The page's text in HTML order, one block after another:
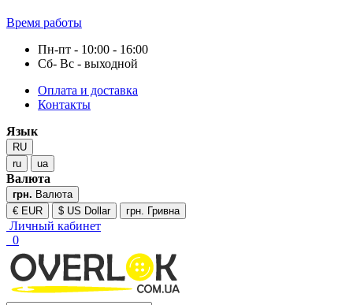
Время работы
Пн-пт - 10:00 - 16:00
Сб- Вс - выходной
Оплата и доставка
Контакты
Язык
RU
ru
ua
Валюта
грн. Валюта
€ EUR
$ US Dollar грн. Гривна
Личный кабинет
0